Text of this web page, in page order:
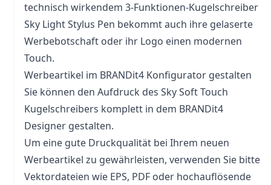
technisch wirkendem 3-Funktionen-Kugelschreiber
Sky Light Stylus Pen bekommt auch ihre gelaserte
Werbebotschaft oder ihr Logo einen modernen
Touch.
Werbeartikel im BRANDit4 Konfigurator gestalten
Sie können den Aufdruck des Sky Soft Touch
Kugelschreibers komplett in dem BRANDit4
Designer gestalten.
Um eine gute Druckqualität bei Ihrem neuen
Werbeartikel zu gewährleisten, verwenden Sie bitte
Vektordateien wie EPS, PDF oder hochauflösende